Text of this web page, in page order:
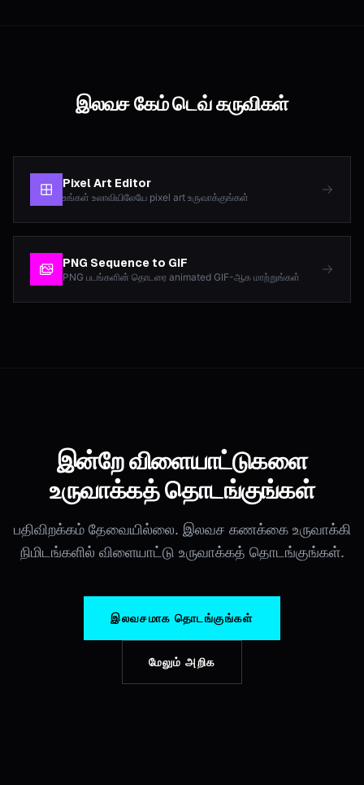
இலவச கேம் டெவ் கருவிகள்
Pixel Art Editor
உங்கள் உலாவியிலேயே pixel art உருவாக்குங்கள்
PNG Sequence to GIF
PNG படங்களின் தொடரை animated GIF-ஆக மாற்றுங்கள்
இன்றே விளையாட்டுகளை
உருவாக்கத் தொடங்குங்கள்
பதிவிறக்கம் தேவையில்லை. இலவச கணக்கை உருவாக்கி
நிமிடங்களில் விளையாட்டு உருவாக்கத் தொடங்குங்கள்.
இலவசமாக தொடங்குங்கள்
மேலும் அறிக